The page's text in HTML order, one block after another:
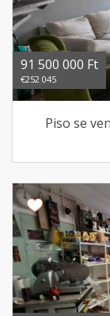
91 500 000 Ft
€252 045
Piso se